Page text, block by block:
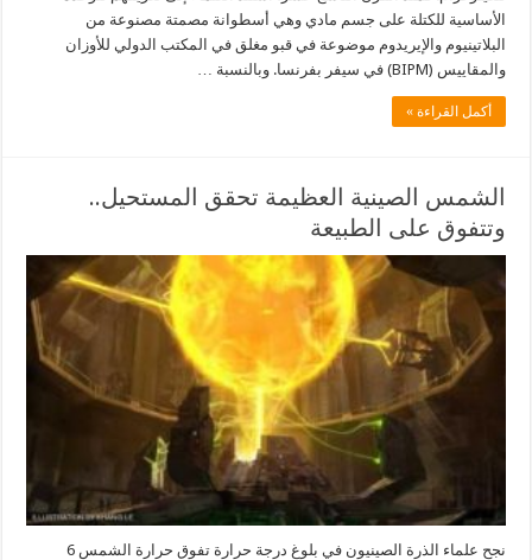
الأساسية للكتلة على جسم مادي وهي أسطوانة مصمتة مصنوعة من
البلاتينيوم والإيريدوم موضوعة في قبو مغلق في المكتب الدولي للأوزان
والمقاييس (BIPM) في سيفر بفرنسا. وبالنسبة …
أكمل القراءة »
الشمس الصينية العظيمة تحقق المستحيل..
وتتفوق على الطبيعة
نجح علماء الذرة الصينيون في بلوغ درجة حرارة تفوق حرارة الشمس 6